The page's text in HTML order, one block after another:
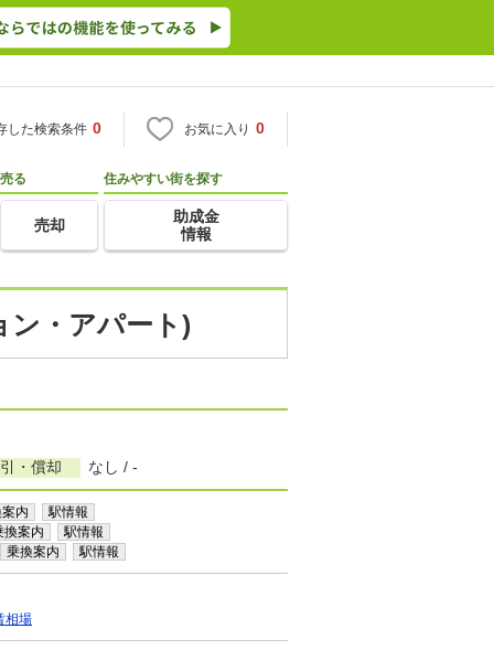
した検索条件 0 お気に入り 0
売る
売却
住みやすい街を探す
助成金
情報
ン・アパート)
・償却 なし / -
内 駅情報
換案内 駅情報
乗換案内 駅情報
相場